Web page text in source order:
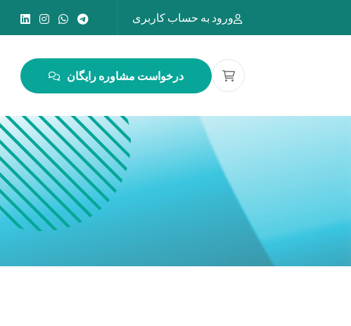
ورود به حساب کاربری
درخواست مشاوره رایگان